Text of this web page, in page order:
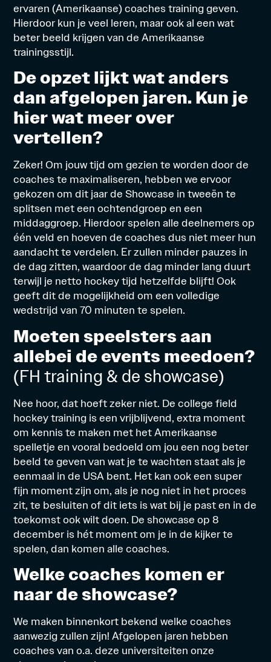
ervaren (Amerikaanse) coaches training geven.
Hierdoor kun je veel leren, maar ook al een wat
beter beeld krijgen van de Amerikaanse
trainingsstijl.
De opzet lijkt wat anders
dan afgelopen jaren. Kun je
hier wat meer over
vertellen?
Zeker! Om jouw tijd om gezien te worden door de
coaches te maximaliseren, hebben we ervoor
gekozen om dit jaar de Showcase in tweeën te
splitsen met een ochtendgroep en een
middaggroep. Hierdoor spelen alle deelnemers op
één veld en hoeven de coaches dus niet meer hun
aandacht te verdelen. Er zullen minder pauzes in
de dag zitten, waardoor de dag minder lang duurt
terwijl je netto hockey tijd hetzelfde blijft! Ook
geeft dit de mogelijkheid om een volledige
wedstrijd van 70 minuten te spelen.
Moeten speelsters aan
allebei de events meedoen?
(FH training & de showcase)
Nee hoor, dat hoeft zeker niet. De college field
hockey training is een vrijblijvend, extra moment
om kennis te maken met het Amerikaanse
spelletje en vooral bedoeld om jou een nog beter
beeld te geven van wat je te wachten staat als je
eenmaal in de USA bent. Het kan ook een super
fijn moment zijn om, als je nog niet in het proces
zit, te besluiten of dit iets is wat bij je past en in de
toekomst ook wilt doen. De showcase op 8
december is hét moment om je in de kijker te
spelen, dan komen alle coaches.
Welke coaches komen er
naar de showcase?
We maken binnenkort bekend welke coaches
aanwezig zullen zijn! Afgelopen jaren hebben
coaches van o.a. deze universiteiten onze